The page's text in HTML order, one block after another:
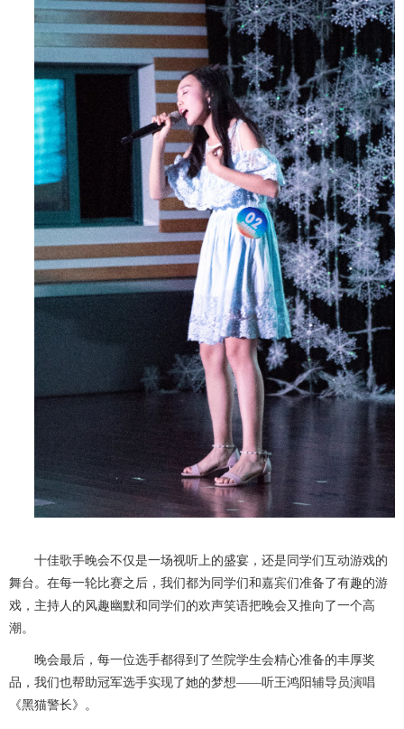
十佳歌手晚会不仅是一场视听上的盛宴，还是同学们互动游戏的
舞台。在每一轮比赛之后，我们都为同学们和嘉宾们准备了有趣的游
戏，主持人的风趣幽默和同学们的欢声笑语把晚会又推向了一个高
潮。
晚会最后，每一位选手都得到了竺院学生会精心准备的丰厚奖
品，我们也帮助冠军选手实现了她的梦想――听王鸿阳辅导员演唱
《黑猫警长》。